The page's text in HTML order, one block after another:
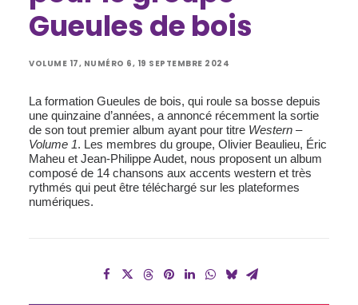
Gueules de bois
VOLUME 17, NUMÉRO 6, 19 SEPTEMBRE 2024
La formation Gueules de bois, qui roule sa bosse depuis
une quinzaine d’années, a annoncé récemment la sortie
de son tout premier album ayant pour titre Western –
Volume 1. Les membres du groupe, Olivier Beaulieu, Éric
Maheu et Jean-Philippe Audet, nous proposent un album
composé de 14 chansons aux accents western et très
rythmés qui peut être téléchargé sur les plateformes
numériques.